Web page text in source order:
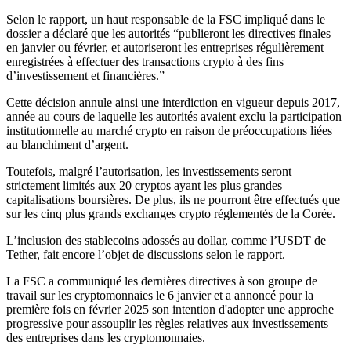
Selon le rapport, un haut responsable de la FSC impliqué dans le
dossier a déclaré que les autorités “publieront les directives finales
en janvier ou février, et autoriseront les entreprises régulièrement
enregistrées à effectuer des transactions crypto à des fins
d’investissement et financières.”
Cette décision annule ainsi une interdiction en vigueur depuis 2017,
année au cours de laquelle les autorités avaient exclu la participation
institutionnelle au marché crypto en raison de préoccupations liées
au blanchiment d’argent.
Toutefois, malgré l’autorisation, les investissements seront
strictement limités aux 20 cryptos ayant les plus grandes
capitalisations boursières. De plus, ils ne pourront être effectués que
sur les cinq plus grands exchanges crypto réglementés de la Corée.
L’inclusion des stablecoins adossés au dollar, comme l’USDT de
Tether, fait encore l’objet de discussions selon le rapport.
La FSC a communiqué les dernières directives à son groupe de
travail sur les cryptomonnaies le 6 janvier et a annoncé pour la
première fois en février 2025 son intention d'adopter une approche
progressive pour assouplir les règles relatives aux investissements
des entreprises dans les cryptomonnaies.